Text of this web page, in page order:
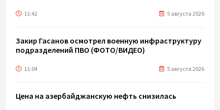
11:42 5 августа 2026
Закир Гасанов осмотрел военную инфраструктуру
подразделений ПВО (ФОТО/ВИДЕО)
11:04 5 августа 2026
Цена на азербайджанскую нефть cнизилась